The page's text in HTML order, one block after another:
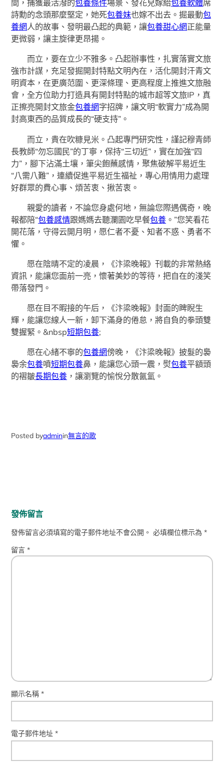
間，捕獲最活潑的包養條件場景、發花兒嫁給包養軟體席
詩勳的念頭那麼堅定，她死包養妹也嫁不出去。掘最動包
養網人的故事、發明最凸起的典範，讓包養甜心網正能量
更微弱，讓主旋律更昂揚。
而立，要在立少不雅多。凸起辦事性，扎實落實文旅
強市計謀，充足發掘開封特點文明內在，活化開封汗青文
明資本，在更廣范圍、更深條理、更高程度上推進文旅融
會，全方位助力打造具有開封特點的城市超等文旅IP，真
正擦亮開封文旅金包養網字招牌，讓文明“軟實力”成為開
封高東西的品質成長的“硬支持”。
而立，貴在吹糠見米。凸起專門研究性，謹記穆青師
長教師“勿忘國民”的丁寧，保持“三切近”，實在加強“四
力”，腳下沾滿土壤，筆尖飽蘸感情，聚焦破解平易近生
“八需八難”，連續促進平易近生福祉，專心用情用力處理
好群眾的費心事、煩苦衷、揪苦衷。
親愛的讀者，不論您身處何地，無論您際遇偶奇，晚
報都陪“包養感情跟媽媽去聽瀾園吃早餐包養 。”您笑看花
開花落，守得云開月明，愿仁者不憂、知者不惑、勇者不
懼。
愿在陰晴不定的凌晨，《汴梁晚報》刊載的非常熱絡
資訊，能讓您面前一亮，懷著美妙的等待，把自在的淺笑
帶落發門。
愿在目不暇接的午后，《汴梁晚報》封面的睥睨生
輝，能讓您線人一新，卸下滿身的倦怠，將自負的拳頭雙
雙握緊。&nbsp短期包養;
愿在心緒不寧的包養網傍晚，《汴梁晚報》披髮的裊
裊余包養噴短期包養鼻，能讓您心頭一震，熨包養平額頭
的褶皺長期包養 ，讓瀏覽的愉悅分散氤氳。
Posted byadminin無言的歌
發佈留言
發佈留言必須填寫的電子郵件地址不會公開。 必填欄位標示為*
留言*
顯示名稱*
電子郵件地址*